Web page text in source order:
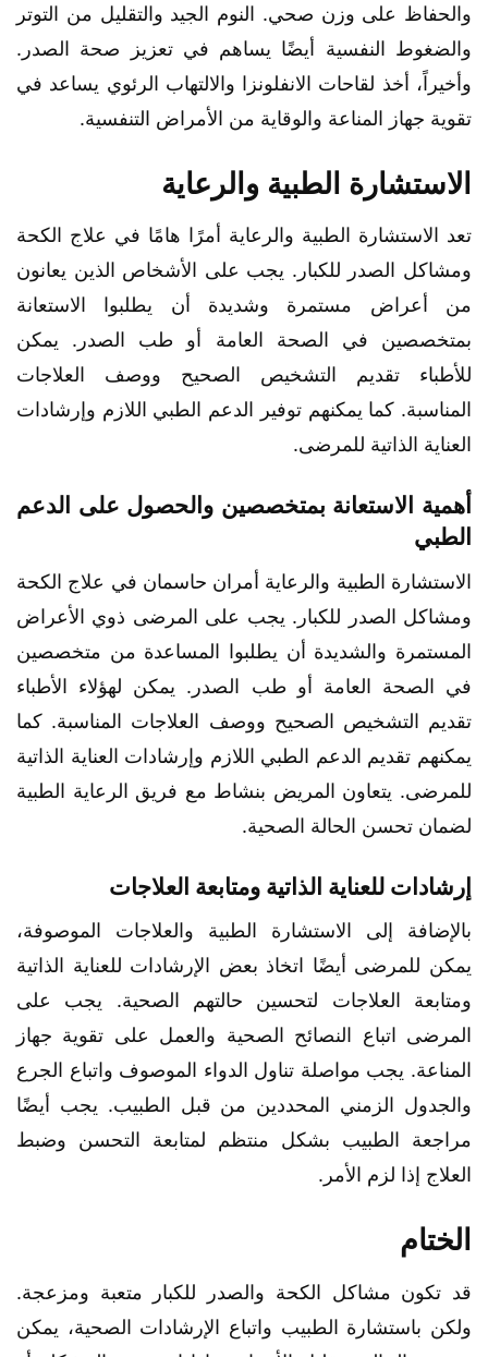
والحفاظ على وزن صحي. النوم الجيد والتقليل من التوتر
والضغوط النفسية أيضًا يساهم في تعزيز صحة الصدر.
وأخيراً، أخذ لقاحات الانفلونزا والالتهاب الرئوي يساعد في
تقوية جهاز المناعة والوقاية من الأمراض التنفسية.
الاستشارة الطبية والرعاية
تعد الاستشارة الطبية والرعاية أمرًا هامًا في علاج الكحة
ومشاكل الصدر للكبار. يجب على الأشخاص الذين يعانون
من أعراض مستمرة وشديدة أن يطلبوا الاستعانة
بمتخصصين في الصحة العامة أو طب الصدر. يمكن
للأطباء تقديم التشخيص الصحيح ووصف العلاجات
المناسبة. كما يمكنهم توفير الدعم الطبي اللازم وإرشادات
العناية الذاتية للمرضى.
أهمية الاستعانة بمتخصصين والحصول على الدعم
الطبي
الاستشارة الطبية والرعاية أمران حاسمان في علاج الكحة
ومشاكل الصدر للكبار. يجب على المرضى ذوي الأعراض
المستمرة والشديدة أن يطلبوا المساعدة من متخصصين
في الصحة العامة أو طب الصدر. يمكن لهؤلاء الأطباء
تقديم التشخيص الصحيح ووصف العلاجات المناسبة. كما
يمكنهم تقديم الدعم الطبي اللازم وإرشادات العناية الذاتية
للمرضى. يتعاون المريض بنشاط مع فريق الرعاية الطبية
لضمان تحسن الحالة الصحية.
إرشادات للعناية الذاتية ومتابعة العلاجات
بالإضافة إلى الاستشارة الطبية والعلاجات الموصوفة،
يمكن للمرضى أيضًا اتخاذ بعض الإرشادات للعناية الذاتية
ومتابعة العلاجات لتحسين حالتهم الصحية. يجب على
المرضى اتباع النصائح الصحية والعمل على تقوية جهاز
المناعة. يجب مواصلة تناول الدواء الموصوف واتباع الجرع
والجدول الزمني المحددين من قبل الطبيب. يجب أيضًا
مراجعة الطبيب بشكل منتظم لمتابعة التحسن وضبط
العلاج إذا لزم الأمر.
الختام
قد تكون مشاكل الكحة والصدر للكبار متعبة ومزعجة.
ولكن باستشارة الطبيب واتباع الإرشادات الصحية، يمكن